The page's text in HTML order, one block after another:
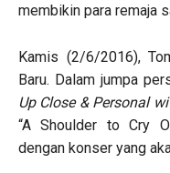
membikin para remaja
Kamis (2/6/2016),
Baru. Dalam jumpa
Up Close & Personal
“A Shoulder to Cry
dengan konser yang